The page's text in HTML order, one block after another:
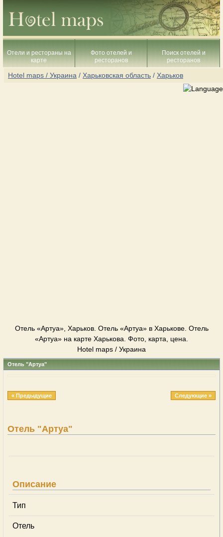
Отели и рестораны на
карте
Фото отелей и
ресторанов
Поиск отелей и
ресторанов
Hotel maps / Украина / Харьковская область / Харьков
Отель «Артуа», Харьков. Отель «Артуа» в Харькове. Отель
«Артуа» на карте Харькова. Фото, карта, цена.
Hotel maps / Украина
Отель "Артуа"
« Предыдущие Следующие »
Отель "Артуа"
Описание
Тип
Отель